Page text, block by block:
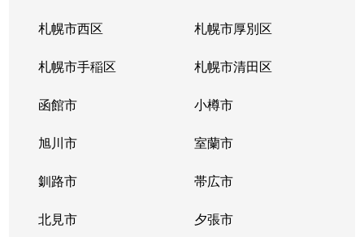
札幌市西区 札幌市厚別区
札幌市手稲区 札幌市清田区
函館市 小樽市
旭川市 室蘭市
釧路市 帯広市
北見市 夕張市